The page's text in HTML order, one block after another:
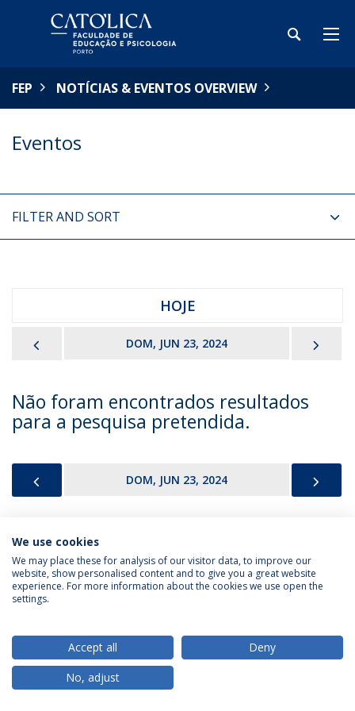
FEP NOTÍCIAS & EVENTOS OVERVIEW
Eventos
FILTER AND SORT
HOJE
DOM, JUN 23, 2024
Não foram encontrados resultados
para a pesquisa pretendida.
DOM, JUN 23, 2024
Política de Privacidade
Termos & Condições
Direitos do Titular dos Dados
© 2026 Universidade Católica Portuguesa
We use cookies
We may place these for analysis of our visitor data, to improve our
website, show personalised content and to give you a great website
experience. For more information about the cookies we use open the
settings.
Accept all
Deny
No, adjust